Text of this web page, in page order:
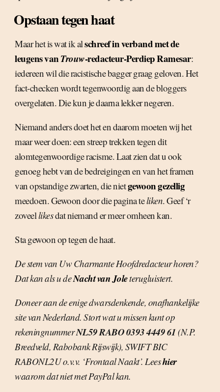
Opstaan tegen haat
Maar het is wat ik alschreef in verband met de
leugens vanTrouw-redacteur-Perdiep Ramesar:
iedereen wil die racistische bagger graag geloven. Het
fact-checken wordt tegenwoordig aan de bloggers
overgelaten. Die kun je daarna lekker negeren.
Niemand anders doet het en daarom moeten wij het
maar weer doen: een streep trekken tegen dit
alomtegenwoordige racisme. Laat zien dat u ook
genoeg hebt van de bedreigingen en van het framen
van opstandige zwarten, die nietgewoon gezellig
meedoen. Gewoon door die pagina teliken. Geef ‘r
zoveellikesdat niemand er meer omheen kan.
Sta gewoon op tegen de haat.
De stem van Uw Charmante Hoofdredacteur horen?
Dat kan als u deNacht van Joleterugluistert.
Doneer aan de enige dwarsdenkende, onafhankelijke
site van Nederland. Stort wat u missen kunt op
rekeningnummerNL59 RABO 0393 4449 61 (N.P.
Breedveld, Rabobank Rijswijk), SWIFT BIC
RABONL2U o.v.v. ‘Frontaal Naakt’. Leeshier
waarom dat niet met PayPal kan.